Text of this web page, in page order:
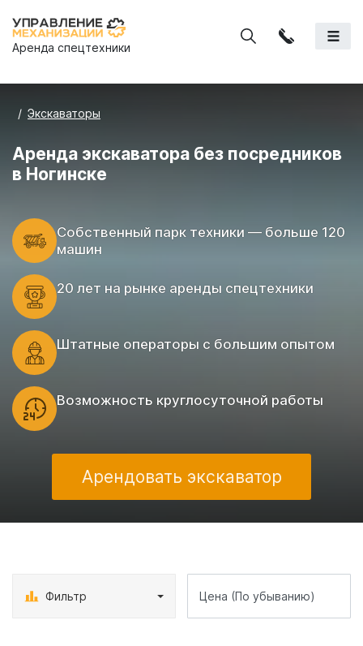
Аренда спецтехники
Экскаваторы
Аренда экскаватора без посредников
в Ногинске
Cобственный парк техники — больше 120
машин
20 лет на рынке аренды спецтехники
Штатные операторы с большим опытом
Возможность круглосуточной работы
Арендовать экскаватор
Фильтр